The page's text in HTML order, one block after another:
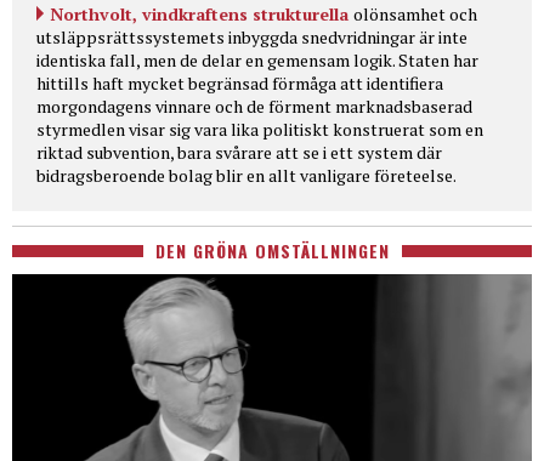
Northvolt, vindkraftens strukturella olönsamhet och
utsläppsrättssystemets inbyggda snedvridningar är inte
identiska fall, men de delar en gemensam logik. Staten har
hittills haft mycket begränsad förmåga att identifiera
morgondagens vinnare och de förment marknadsbaserad
styrmedlen visar sig vara lika politiskt konstruerat som en
riktad subvention, bara svårare att se i ett system där
bidragsberoende bolag blir en allt vanligare företeelse.
DEN GRÖNA OMSTÄLLNINGEN